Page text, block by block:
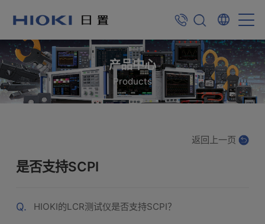
产品中心
Products
是否支持SCPI
返回上一页
Q. HIOKI的LCR测试仪是否支持SCPI？